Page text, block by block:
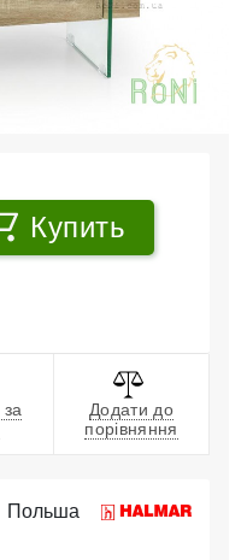
Купить
Додати до
порівняння
Польша